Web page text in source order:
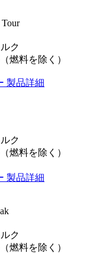
ク
燃料を除く）
製品詳細
ク
燃料を除く）
製品詳細
ク
燃料を除く）